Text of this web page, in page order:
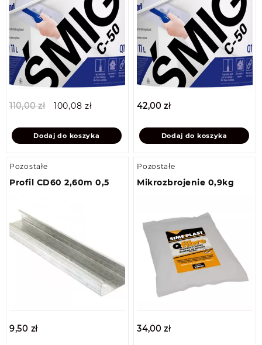
110,00zł
Pierwotna
wynosiła:
110,00 zł.
100,08 złAktualna
wynosi:
100,08 zł.
Dodaj do koszyka
42,00zł
Dodaj do koszyka
Pozostałe
Profil CD60 2,60m 0,5
9,50 zł
Pozostałe
Mikrozbrojenie 0,9kg
34,00zł